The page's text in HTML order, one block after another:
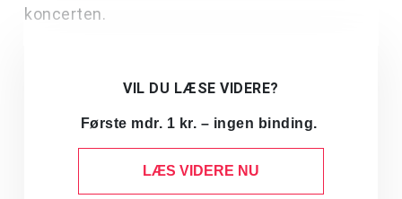
koncerten.
VIL DU LÆSE VIDERE?
Første mdr. 1 kr. – ingen binding.
LÆS VIDERE NU